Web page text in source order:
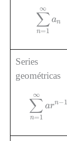
∞
∑
n=1
an
∑n
Series
geométricas
∞
∑
n=1
arn−1
∑n